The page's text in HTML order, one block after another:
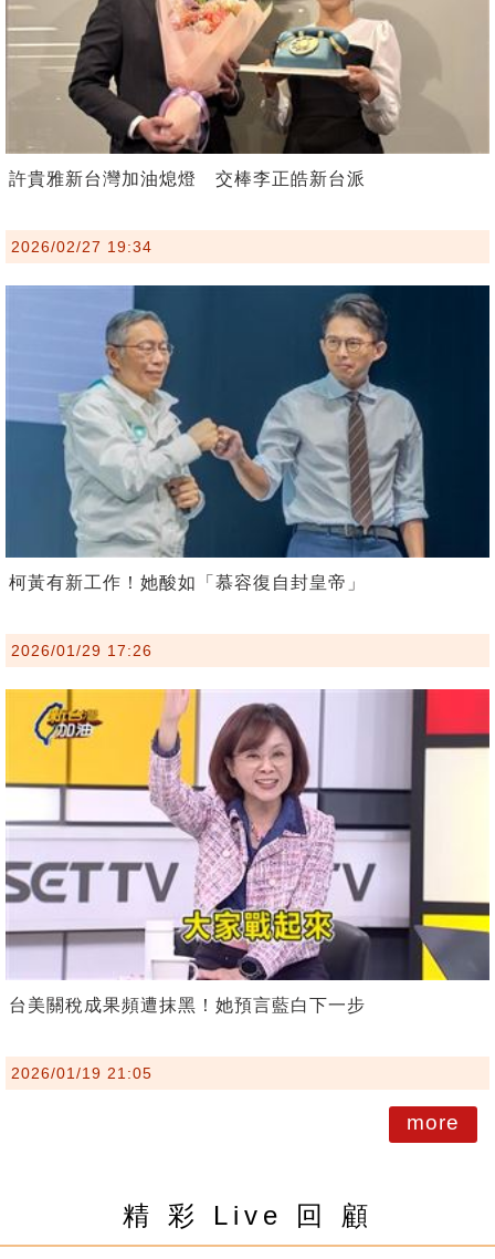
許貴雅新台灣加油熄燈 交棒李正皓新台派
2026/02/27 19:34
柯黃有新工作！她酸如「慕容復自封皇帝」
2026/01/29 17:26
台美關稅成果頻遭抹黑！她預言藍白下一步
2026/01/19 21:05
more
精 彩 Live 回 顧